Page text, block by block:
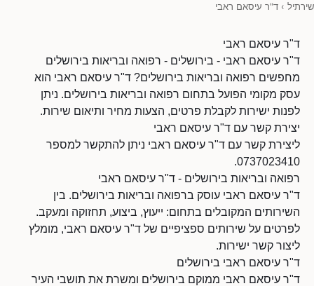
שירתיל › ד"ר עיסאם ראבי
ד"ר עיסאם ראבי
ד"ר עיסאם ראבי - בירושלים - רפואה ובריאות בירושלים
מחפשים רפואה ובריאות בירושלים? ד"ר עיסאם ראבי הוא
עסק מקומי הפועל בתחום רפואה ובריאות בירושלים. ניתן
לפנות ישירות לקבלת פרטים, הצעות מחיר ותיאום שירות.
יצירת קשר עם ד"ר עיסאם ראבי
ליצירת קשר עם ד"ר עיסאם ראבי ניתן להתקשר למספר
0737023410.
רפואה ובריאות בירושלים - ד"ר עיסאם ראבי
ד"ר עיסאם ראבי עוסק ברפואה ובריאות בירושלים. בין
השירותים המקובלים בתחום: ייעוץ, ביצוע, תחזוקה ומעקב.
לפרטים על שירותים ספציפיים של ד"ר עיסאם ראבי, מומלץ
ליצור קשר ישירות.
ד"ר עיסאם ראבי בירושלים
ד"ר עיסאם ראבי ממוקם בירושלים ומשרת את תושבי העיר